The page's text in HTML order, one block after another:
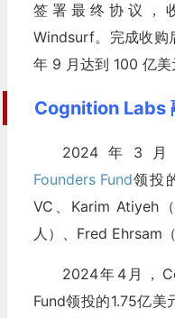
签署最终协议，
Windsurf。完成收
年 9 月达到 100 亿美
Cognition Labs
2024年3月
Founders Fund领投
VC、Karim Atiyeh
人）、Fred Ehrsam
2024年4月，
Fund领投的1.75亿美